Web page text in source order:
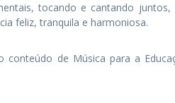
tocando e cantando juntos,
feliz, tranquila e harmoniosa.
de Música para a